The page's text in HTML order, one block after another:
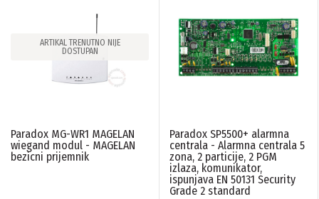
ARTIKAL TRENUTNO NIJE
DOSTUPAN
Paradox MG-WR1 MAGELAN
wiegand modul - MAGELAN
bezicni prijemnik
Paradox SP5500+ alarmna
centrala - Alarmna centrala 5
zona, 2 particije, 2 PGM
izlaza, komunikator,
ispunjava EN 50131 Security
Grade 2 standard